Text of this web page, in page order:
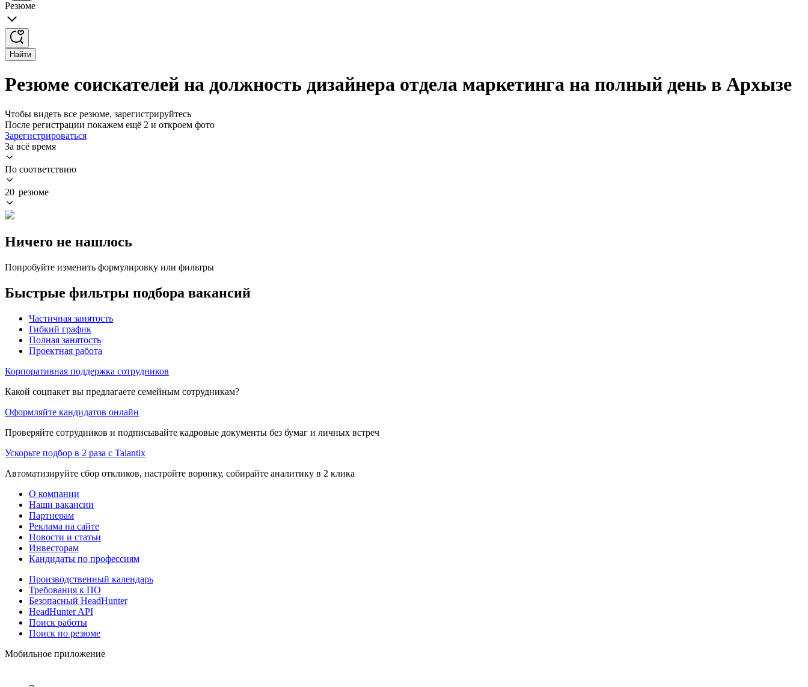
Резюме
Найти
Резюме соискателей на должность дизайнера отдела маркетинга на полный день в Архызе
Чтобы видеть все резюме, зарегистрируйтесь
После регистрации покажем ещё 2 и откроем фото
Зарегистрироваться
За всё время
По соответствию
20 резюме
Ничего не нашлось
Попробуйте изменить формулировку или фильтры
Быстрые фильтры подбора вакансий
Частичная занятость
Гибкий график
Полная занятость
Проектная работа
Корпоративная поддержка сотрудников
Какой соцпакет вы предлагаете семейным сотрудникам?
Оформляйте кандидатов онлайн
Проверяйте сотрудников и подписывайте кадровые документы без бумаг и личных встреч
Ускорьте подбор в 2 раза с Talantix
Автоматизируйте сбор откликов, настройте воронку, собирайте аналитику в 2 клика
О компании
Наши вакансии
Партнерам
Реклама на сайте
Новости и статьи
Инвесторам
Кандидаты по профессиям
Производственный календарь
Требования к ПО
Безопасный HeadHunter
HeadHunter API
Поиск работы
Поиск по резюме
Мобильное приложение